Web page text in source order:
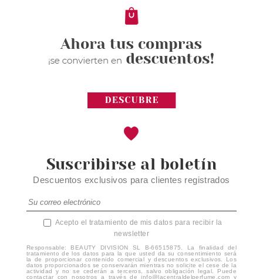
Suscribirse al boletín
Descuentos exclusivos para clientes registrados
Acepto el tratamiento de mis datos para recibir la
newsletter
Responsable: BEAUTY DIVISION SL B-66515875. La finalidad del
tratamiento de los datos para la que usted da su consentimiento será
la de proporcionar contenido comercial y descuentos exclusivos. Los
datos proporcionados se conservarán mientras no solicite el cese de la
actividad y no se cederán a terceros, salvo obligación legal. Puede
contactar con nosotros a través de info@lacentraldelperfume.com y